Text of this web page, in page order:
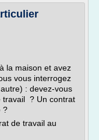
la maison et avez
vous interrogez
: devez-vous
travail ? Un contrat
?
de travail au